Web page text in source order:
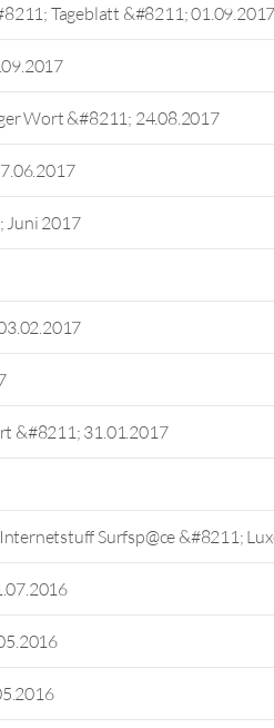
Tageblatt &#8211; 01.09.2017
Wort &#8211; 24.08.2017
Juni 2017
&#8211; 31.01.2017
Surfsp@ce &#8211;